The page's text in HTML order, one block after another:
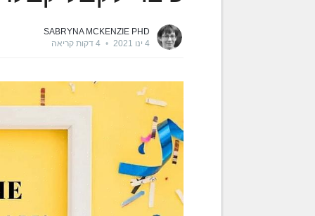
SABRYNA MCKENZIE PHD
4 ינו 2021
•